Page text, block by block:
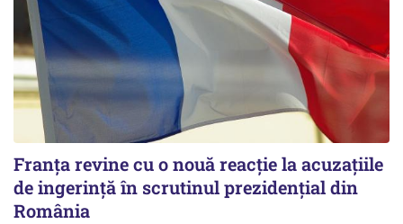
Franța revine cu o nouă reacție la acuzațiile
de ingerință în scrutinul prezidențial din
România